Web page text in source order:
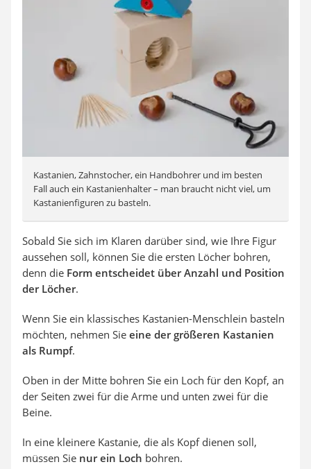
Kastanien, Zahnstocher, ein Handbohrer und im besten
Fall auch ein Kastanienhalter – man braucht nicht viel, um
Kastanienfiguren zu basteln.
Sobald Sie sich im Klaren darüber sind, wie Ihre Figur
aussehen soll, können Sie die ersten Löcher bohren,
denn die Form entscheidet über Anzahl und Position
der Löcher.
Wenn Sie ein klassisches Kastanien-Menschlein basteln
möchten, nehmen Sie eine der größeren Kastanien
als Rumpf.
Oben in der Mitte bohren Sie ein Loch für den Kopf, an
der Seiten zwei für die Arme und unten zwei für die
Beine.
In eine kleinere Kastanie, die als Kopf dienen soll,
müssen Sie nur ein Loch bohren.